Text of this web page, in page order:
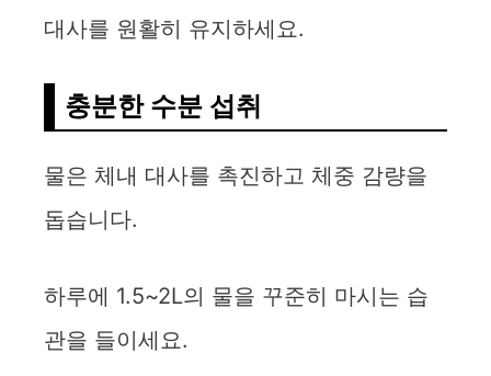
대사를 원활히 유지하세요.
충분한 수분 섭취
물은 체내 대사를 촉진하고 체중 감량을
돕습니다.
하루에 1.5~2L의 물을 꾸준히 마시는 습
관을 들이세요.